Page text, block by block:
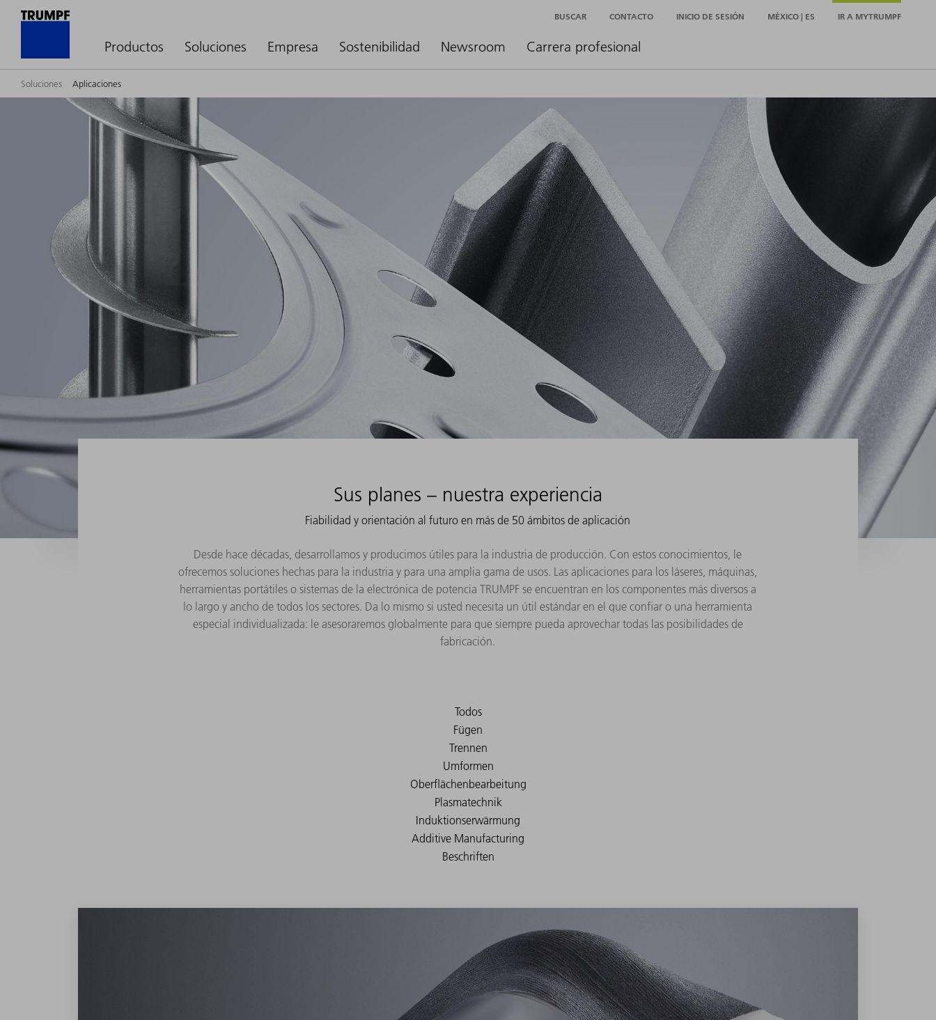
Productos Soluciones Empresa Sostenibilidad Newsroom Carrera profesional
BUSCAR CONTACTO INICIO DE SESIÓN MÉXICO | ES IR A MYTRUMPF
Soluciones Aplicaciones
Sus planes – nuestra experiencia
Fiabilidad y orientación al futuro en más de 50 ámbitos de aplicación
Desde hace décadas, desarrollamos y producimos útiles para la industria de producción. Con estos conocimientos, le
ofrecemos soluciones hechas para la industria y para una amplia gama de usos. Las aplicaciones para los láseres, máquinas,
herramientas portátiles o sistemas de la electrónica de potencia TRUMPF se encuentran en los componentes más diversos a
lo largo y ancho de todos los sectores. Da lo mismo si usted necesita un útil estándar en el que confiar o una herramienta
especial individualizada: le asesoraremos globalmente para que siempre pueda aprovechar todas las posibilidades de
fabricación.